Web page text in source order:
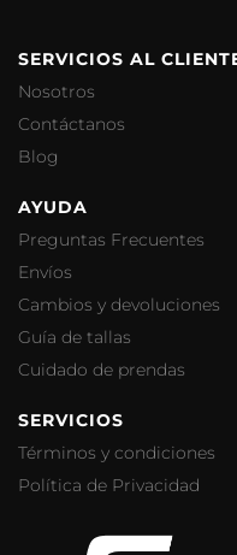
SERVICIOS AL
Nosotros
Contáctanos
Blog
AYUDA
Preguntas Frecuentes
Envíos
Cambios y devoluciones
Guía de tallas
Cuidado de prendas
SERVICIOS
Términos y condiciones
Política de Privacidad